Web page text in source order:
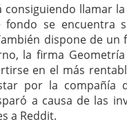
llamar
fondo se encuentra
dispone de
la firma
en el más
por la compañía
a causa de las
a Reddit.